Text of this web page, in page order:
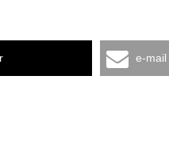
e-mail